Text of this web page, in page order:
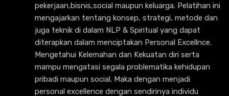
pekerjaan,bisnis,social maupun keluarga. Pelatihan ini
mengajarkan tentang konsep, strategi, metode dan
juga teknik di dalam NLP & Spiritual yang dapat
diterapkan dalam menciptakan Personal Excellnce.
Mengetahui Kelemahan dan Kekuatan diri serta
mampu mengatasi segala problematika kehidupan
pribadi maupun social. Maka dengan menjadi
personal excellence dengan sendirinya individu